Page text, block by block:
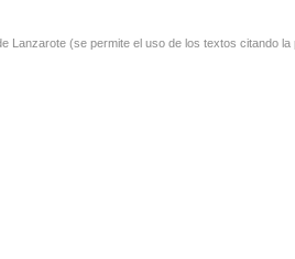
Lanzarote (se permite el uso de los textos citando